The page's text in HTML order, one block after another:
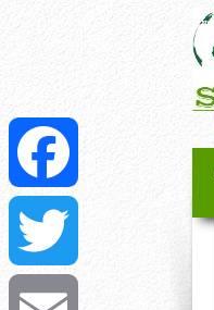
Facebook
Twitter